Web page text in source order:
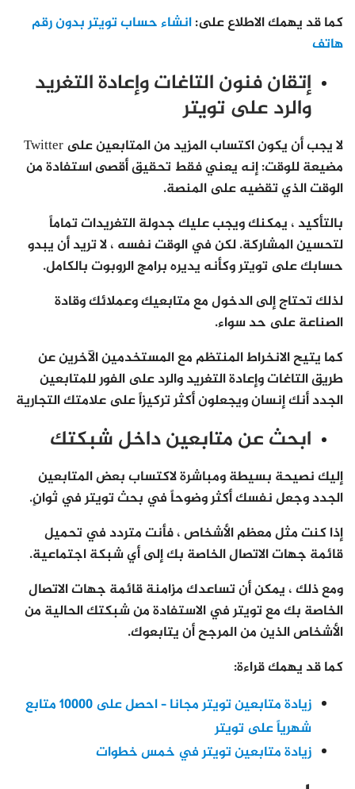
كما قد يهمك الاطلاع على:انشاء حساب تويتر بدون رقم
هاتف
إتقان فنون التاغات وإعادة التغريد
والرد على تويتر
لا يجب أن يكون اكتساب المزيد من المتابعين على Twitter
مضيعة للوقت: إنه يعني فقط تحقيق أقصى استفادة من
الوقت الذي تقضيه على المنصة.
بالتأكيد ، يمكنك ويجب عليك جدولة التغريدات تماماً
لتحسين المشاركة. لكن في الوقت نفسه ، لا تريد أن يبدو
حسابك على تويتر وكأنه يديره برامج الروبوت بالكامل.
لذلك تحتاج إلى الدخول مع متابعيك وعملائك وقادة
الصناعة على حد سواء.
كما يتيح الانخراط المنتظم مع المستخدمين الآخرين عن
طريق التاغات وإعادة التغريد والرد على الفور للمتابعين
الجدد أنك إنسان ويجعلون أكثر تركيزاً على علامتك التجارية
ابحث عن متابعين داخل شبكتك
إليك نصيحة بسيطة ومباشرة لاكتساب بعض المتابعين
الجدد وجعل نفسك أكثر وضوحاً في بحث تويتر في ثوانٍ.
إذا كنت مثل معظم الأشخاص ، فأنت متردد في تحميل
قائمة جهات الاتصال الخاصة بك إلى أي شبكة اجتماعية.
ومع ذلك ، يمكن أن تساعدك مزامنة قائمة جهات الاتصال
الخاصة بك مع تويتر في الاستفادة من شبكتك الحالية من
الأشخاص الذين من المرجح أن يتابعوك.
كما قد يهمك قراءة:
زيادة متابعين تويتر مجانا – احصل على 10000 متابع
شهرياً على تويتر
زيادة متابعين تويتر في خمس خطوات